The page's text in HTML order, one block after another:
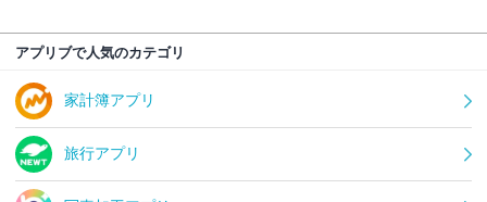
アプリブで人気のカテゴリ
家計簿アプリ
旅行アプリ